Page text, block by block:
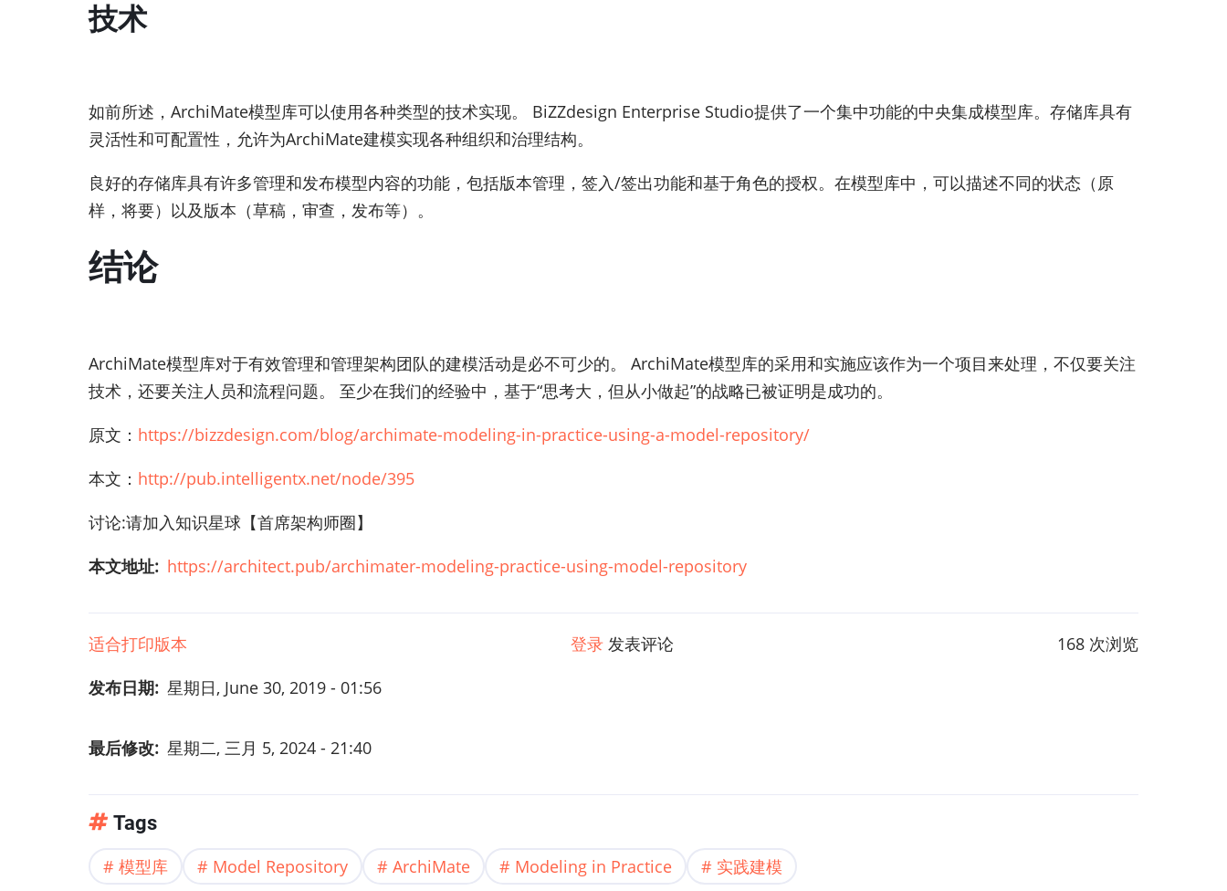
技术
如前所述，ArchiMate模型库可以使用各种类型的技术实现。 BiZZdesign Enterprise Studio提供了一个集中功能的中央集成模型库。存储库具有
灵活性和可配置性，允许为ArchiMate建模实现各种组织和治理结构。
良好的存储库具有许多管理和发布模型内容的功能，包括版本管理，签入/签出功能和基于角色的授权。在模型库中，可以描述不同的状态（原
样，将要）以及版本（草稿，审查，发布等）。
结论
ArchiMate模型库对于有效管理和管理架构团队的建模活动是必不可少的。 ArchiMate模型库的采用和实施应该作为一个项目来处理，不仅要关注
技术，还要关注人员和流程问题。 至少在我们的经验中，基于“思考大，但从小做起”的战略已被证明是成功的。
原文： https://bizzdesign.com/blog/archimate-modeling-in-practice-using-a-model-repository/
本文： http://pub.intelligentx.net/node/395
讨论:请加入知识星球【首席架构师圈】
本文地址
https://architect.pub/archimater-modeling-practice-using-model-repository
适合打印版本 登录 发表评论
168 次浏览
发布日期 星期日, June 30, 2019 - 01:56
最后修改 星期二, 三月 5, 2024 - 21:40
Tags
模型库 Model Repository ArchiMate Modeling in Practice 实践建模